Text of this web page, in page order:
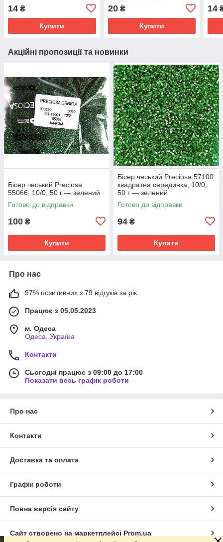
14 ₴
Купити
20₴
Купити
14
Акційні пропозиції та новинки
Бісер чеський Preciosa
55066, 10/0, 50 г — зелений
Готово до відправки
100 ₴
Купити
Бісер чеський Preciosa 57100
квадратна серединка, 10/0,
50 г — зелений
Готово до відправки
94 ₴
Купити
Про нас
97% позитивних з 79 відгуків за рік
Працює з 05.05.2023
м. Одеса
Одеса, Україна
Контакти
Сьогодні працює з 09:00 до 17:00
Показати весь графік роботи
Про нас
Контакти
Доставка та оплата
Графік роботи
Повна версія сайту
Сайт створено на маркетплейсі Prom.ua